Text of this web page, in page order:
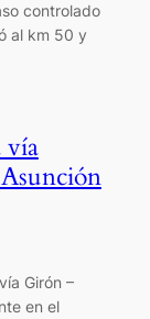
controlado
al km 50 y
vía
Girón –
en el